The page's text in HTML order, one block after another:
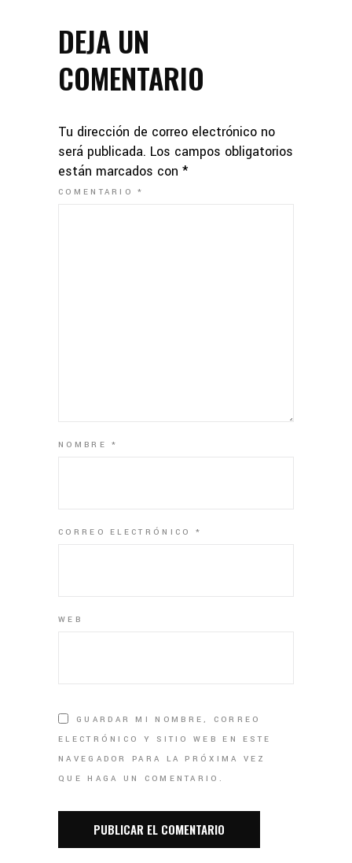
DEJA UN
COMENTARIO
Tu dirección de correo electrónico no
será publicada. Los campos obligatorios
están marcados con *
COMENTARIO*
NOMBRE*
CORREO ELECTRÓNICO *
WEB
GUARDAR MI NOMBRE, CORREO
ELECTRÓNICO Y SITIO WEB EN ESTE
NAVEGADOR PARA LA PRÓXIMA VEZ
QUE HAGA UN COMENTARIO.